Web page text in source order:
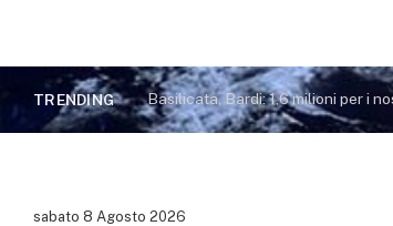
TRENDING Basilicata, Bardi: 1,6 milioni per i
sabato 8 Agosto 2026